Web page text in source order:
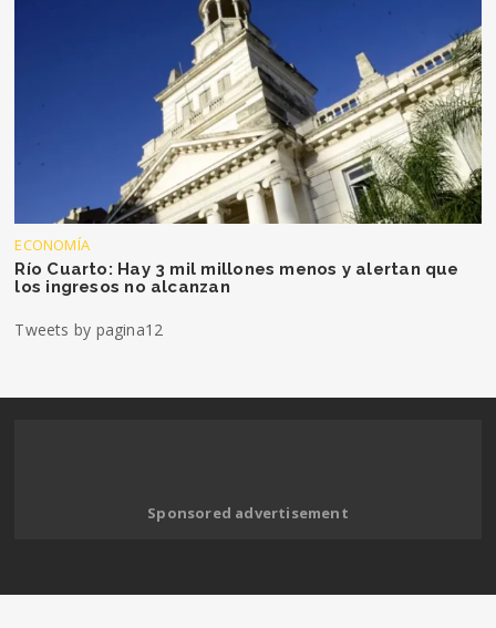
ECONOMÍA
Río Cuarto: Hay 3 mil millones menos y alertan que
los ingresos no alcanzan
Tweets by pagina12
Sponsored advertisement